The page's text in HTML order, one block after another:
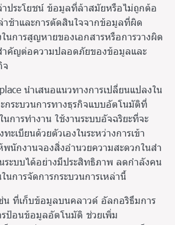
าประโยชน์ ข้อมูลที่ล้าสมัยหรือไม่ถูกต้อ
าช้าและการตัดสินใจจากข้อมูลที่ผิด
นการสูญหายของเอกสารหรือการวางผิด
คัญต่อความปลอดภัยของข้อมูลและ
จ
นําเสนอแนวทางการเปลี่ยนแปลงใน
กระบวนการทางธุรกิจแบบอัตโนมัติที่
การทํางาน ใช้งานระบบอัจฉริยะที่จะ
ะเบียนด้วยตัวเองในระหว่างการเข้า
พนักงานจองสิ่งอํานวยความสะดวกในสํา
ระบบได้อย่างมีประสิทธิภาพ ลดกําลังคน
นการจัดการกระบวนการเหล่านี้
น ที่เก็บข้อมูลบนคลาวด์ อัลกอริธึมการ
ป้อนข้อมูลอัตโนมัติ ช่วยเพิ่ม